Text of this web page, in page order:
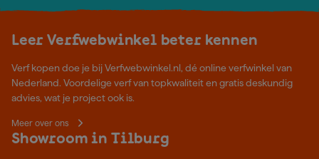
Leer Verfwebwinkel beter kennen
Verf kopen doe je bij Verfwebwinkel.nl, dé online verfwinkel van
Nederland. Voordelige verf van topkwaliteit en gratis deskundig
advies, wat je project ook is.
Meer over ons
Showroom in Tilburg